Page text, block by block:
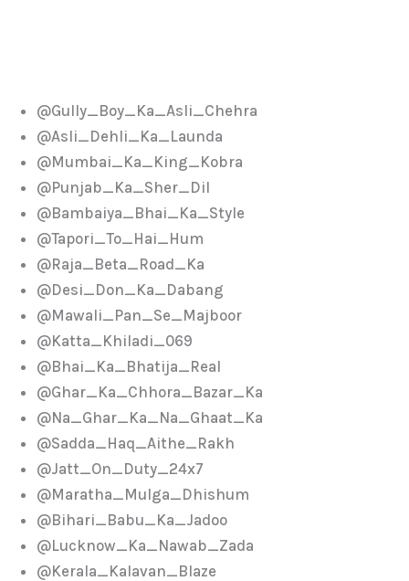
@Gully_Boy_Ka_Asli_Chehra
@Asli_Dehli_Ka_Launda
@Mumbai_Ka_King_Kobra
@Punjab_Ka_Sher_Dil
@Bambaiya_Bhai_Ka_Style
@Tapori_To_Hai_Hum
@Raja_Beta_Road_Ka
@Desi_Don_Ka_Dabang
@Mawali_Pan_Se_Majboor
@Katta_Khiladi_069
@Bhai_Ka_Bhatija_Real
@Ghar_Ka_Chhora_Bazar_Ka
@Na_Ghar_Ka_Na_Ghaat_Ka
@Sadda_Haq_Aithe_Rakh
@Jatt_On_Duty_24x7
@Maratha_Mulga_Dhishum
@Bihari_Babu_Ka_Jadoo
@Lucknow_Ka_Nawab_Zada
@Kerala_Kalavan_Blaze